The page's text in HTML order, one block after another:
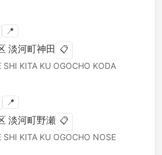
📍
淡河町神田 📋
SHI KITA KU OGOCHO KODA
📍
淡河町野瀬 📋
SHI KITA KU OGOCHO NOSE